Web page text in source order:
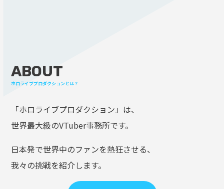
ABOUT
ホロライブプロダクションとは？
「ホロライブプロダクション」は、
世界最大級のVTuber事務所です。
日本発で世界中のファンを熱狂させる、
我々の挑戦を紹介します。